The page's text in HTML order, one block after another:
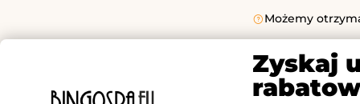
Możemy
Zyskaj